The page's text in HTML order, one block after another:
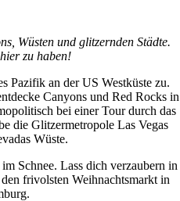
Wüsten und glitzernden Städte.
zu haben!
Pazifik an der US Westküste zu.
Canyons und Red Rocks in
bei einer Tour durch das
die Glitzermetropole Las Vegas
Wüste.
Schnee. Lass dich verzaubern in
frivolsten Weihnachtsmarkt in